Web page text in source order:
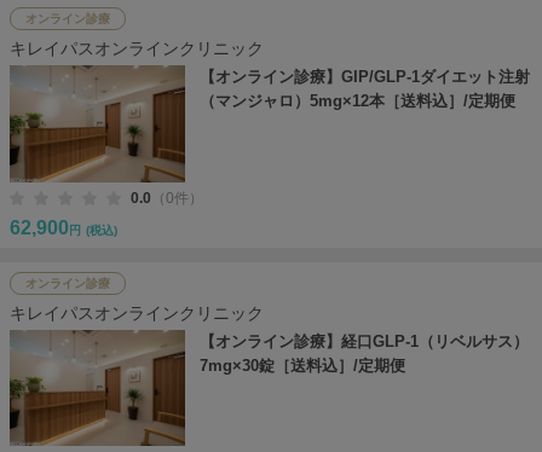
オンライン診療
キレイパスオンラインクリニック
【オンライン診療】GIP/GLP-1ダイエット注射
（マンジャロ）5mg×12本［送料込］/定期便
0.0 （0件）
62,900 円 (税込)
オンライン診療
キレイパスオンラインクリニック
【オンライン診療】経口GLP-1（リベルサス）
7mg×30錠［送料込］/定期便